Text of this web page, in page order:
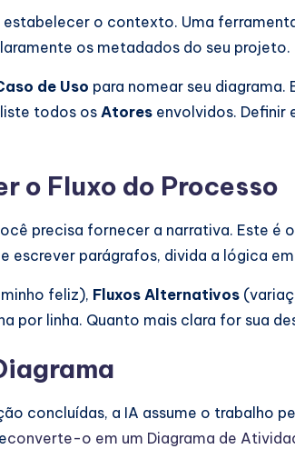
o contexto. Uma
os metadados do seu projeto.
de Uso para nomear seu diagrama.
todos os Atores envolvidos. Definir
o Fluxo do Processo
precisa fornecer a narrativa. Este
escrever parágrafos, divida a lógica
feliz), Fluxos Alternativos
por linha. Quanto mais clara for sua
concluídas, a IA assume o trabalho
converte-o em um Diagrama de